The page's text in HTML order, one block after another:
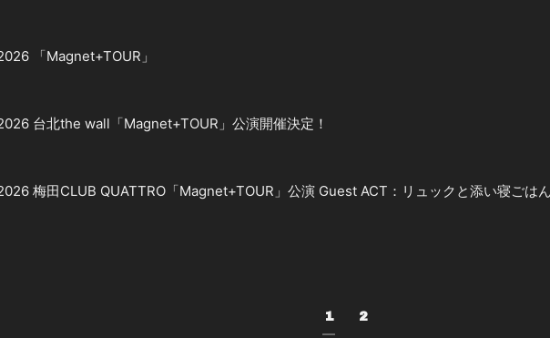
「Magnet+TOUR」
台北the wall「Magnet+TOUR」公演開催決定！
梅田CLUB QUATTRO「Magnet+TOUR」公演 Guest ACT：リュックと添い寝ごは
1 2